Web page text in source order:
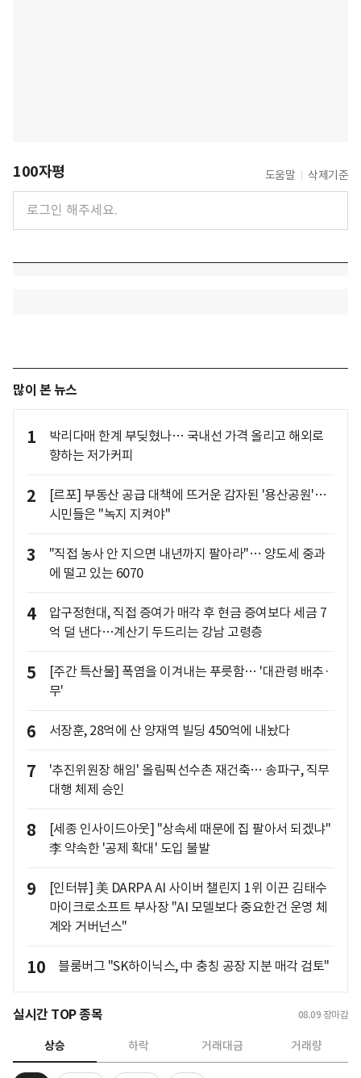
100자평 도움말 삭제기준
많이 본 뉴스
1
박리다매 한계 부딪혔나… 국내선 가격 올리고 해외로
향하는 저가커피
2
[르포] 부동산 공급 대책에 뜨거운 감자된 '용산공원'…
시민들은 "녹지 지켜야"
3
"직접 농사 안 지으면 내년까지 팔아라"… 양도세 중과
에 떨고 있는 6070
4
압구정현대, 직접 증여가 매각 후 현금 증여보다 세금 7
억 덜 낸다…계산기 두드리는 강남 고령층
5
[주간 특산물] 폭염을 이겨내는 푸릇함… '대관령 배추·
무'
6 서장훈, 28억에 산 양재역 빌딩 450억에 내놨다
7
'추진위원장 해임' 올림픽선수촌 재건축… 송파구, 직무
대행 체제 승인
8
[세종 인사이드아웃] "상속세 때문에 집 팔아서 되겠냐"
李 약속한 '공제 확대' 도입 불발
9
[인터뷰] 美 DARPA AI 사이버 챌린지 1위 이끈 김태수
마이크로소프트 부사장 "AI 모델보다 중요한건 운영 체
계와 거버넌스"
10 블룸버그 "SK하이닉스, 中 충칭 공장 지분 매각 검토"
실시간 TOP 종목 08.09 장마감
상승 하락 거래대금 거래량